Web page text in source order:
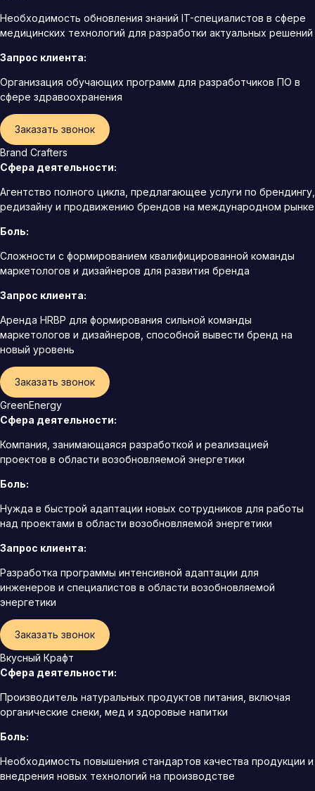
Необходимость обновления знаний IT-специалистов в сфере
медицинских технологий для разработки актуальных решений
Запрос клиента:
Организация обучающих программ для разработчиков ПО в
сфере здравоохранения
Заказать звонок
Brand Crafters
Сфера деятельности:
Агентство полного цикла, предлагающее услуги по брендингу,
редизайну и продвижению брендов на международном рынке
Боль:
Сложности с формированием квалифицированной команды
маркетологов и дизайнеров для развития бренда
Запрос клиента:
Аренда HRBP для формирования сильной команды
маркетологов и дизайнеров, способной вывести бренд на
новый уровень
Заказать звонок
GreenEnergy
Сфера деятельности:
Компания, занимающаяся разработкой и реализацией
проектов в области возобновляемой энергетики
Боль:
Нужда в быстрой адаптации новых сотрудников для работы
над проектами в области возобновляемой энергетики
Запрос клиента:
Разработка программы интенсивной адаптации для
инженеров и специалистов в области возобновляемой
энергетики
Заказать звонок
Вкусный Крафт
Сфера деятельности:
Производитель натуральных продуктов питания, включая
органические снеки, мед и здоровые напитки
Боль:
Необходимость повышения стандартов качества продукции и
внедрения новых технологий на производстве